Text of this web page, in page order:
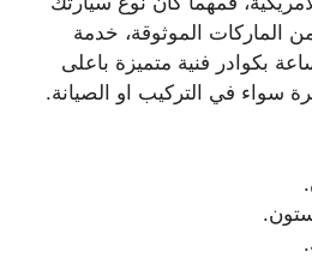
الماركات الموثوقة، خدمة
على مدار 24 ساعة بكوادر فنية متميزة باعلى
سواء في التركيب او الصيانة.